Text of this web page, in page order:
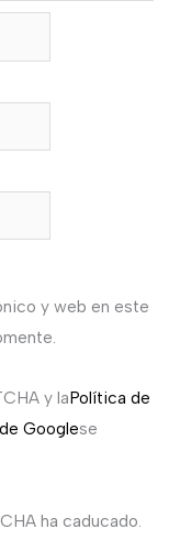
y web en este
y laPolítica de
Googlese
ha caducado.